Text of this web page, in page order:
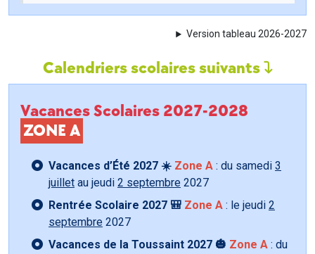
Version tableau 2026-2027
Calendriers scolaires suivants
Vacances Scolaires 2027-2028
ZONE A
Vacances d’Été 2027 ☀️ Zone A : du samedi 3
juillet au jeudi 2 septembre 2027
Rentrée Scolaire 2027 🎒 Zone A : le jeudi 2
septembre 2027
Vacances de la Toussaint 2027 🎃 Zone A : du